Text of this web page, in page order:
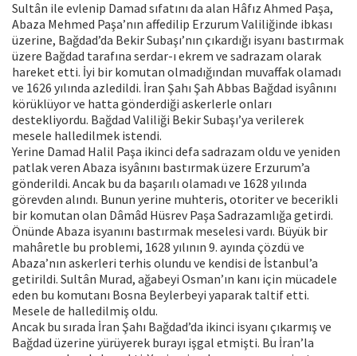
Sultân ile evlenip Damad sıfatını da alan Hâfız Ahmed Paşa,
Abaza Mehmed Paşa’nın affedilip Erzurum Valiliğinde ibkası
üzerine, Bağdad’da Bekir Subaşı’nın çıkardığı isyanı bastırmak
üzere Bağdad tarafına serdar-ı ekrem ve sadrazam olarak
hareket etti. İyi bir komutan olmadığından muvaffak olamadı
ve 1626 yılında azledildi. İran Şahı Şah Abbas Bağdad isyânını
körüklüyor ve hatta gönderdiği askerlerle onları
destekliyordu. Bağdad Valiliği Bekir Subaşı’ya verilerek
mesele halledilmek istendi.
Yerine Damad Halil Paşa ikinci defa sadrazam oldu ve yeniden
patlak veren Abaza isyânını bastırmak üzere Erzurum’a
gönderildi. Ancak bu da başarılı olamadı ve 1628 yılında
görevden alındı. Bunun yerine muhteris, otoriter ve becerikli
bir komutan olan Dâmâd Hüsrev Paşa Sadrazamlığa getirdi.
Önünde Abaza isyanını bastırmak meselesi vardı. Büyük bir
mahâretle bu problemi, 1628 yılının 9. ayında çözdü ve
Abaza’nın askerleri terhis olundu ve kendisi de İstanbul’a
getirildi. Sultân Murad, ağabeyi Osman’ın kanı için mücadele
eden bu komutanı Bosna Beylerbeyi yaparak taltif etti.
Mesele de halledilmiş oldu.
Ancak bu sırada İran Şahı Bağdad’da ikinci isyanı çıkarmış ve
Bağdad üzerine yürüyerek burayı işgal etmişti. Bu İran’la